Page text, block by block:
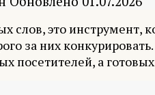
слов, это инструмент,
за них
посетителей, а